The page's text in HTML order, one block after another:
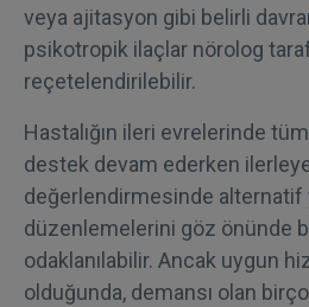
veya ajitasyon gibi belirli
psikotropik ilaçlar nörolog
reçetelendirilebilir.
Hastalığın ileri evrelerinde
destek devam ederken
değerlendirmesinde alternatif
düzenlemelerini göz önünde
odaklanılabilir. Ancak uygun
olduğunda, demansı olan